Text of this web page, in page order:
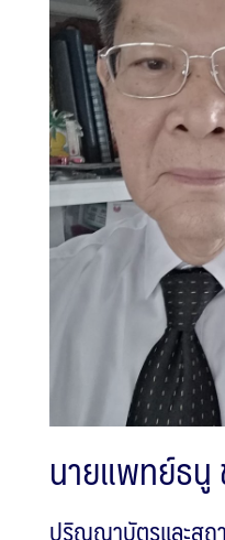
นายแพทย์ธนู